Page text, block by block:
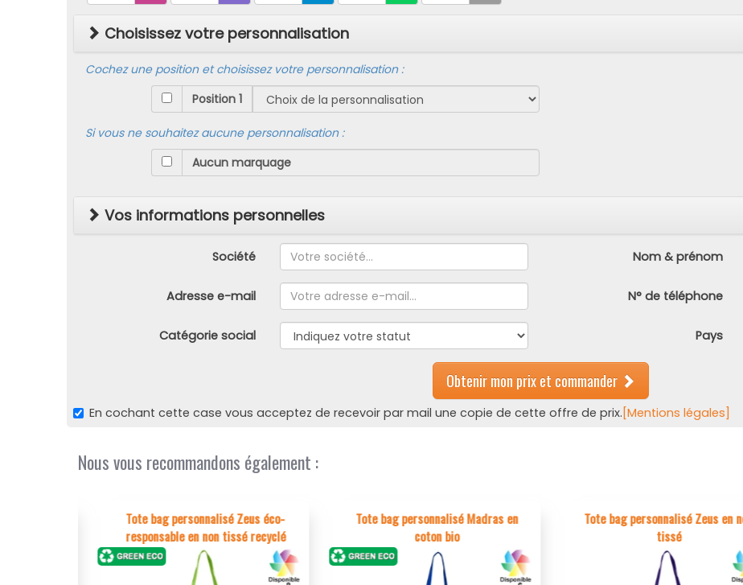
Choisissez votre personnalisation
Cochez une position et choisissez votre personnalisation :
Position 1
Si vous ne souhaitez aucune personnalisation :
Vos informations personnelles
Société Nom & prénom
Adresse e-mail N° de téléphone
Catégorie social Pays
Obtenir mon prix et commander
En cochant cette case vous acceptez de recevoir par mail une copie de cette offre de prix. [Mentions légales]
Nous vous recommandons également :
Tote bag personnalisé Zeus éco-
responsable en non tissé recyclé
Tote bag personnalisé Madras en
coton bio
Tote bag personnalisé Zeus en non
tissé